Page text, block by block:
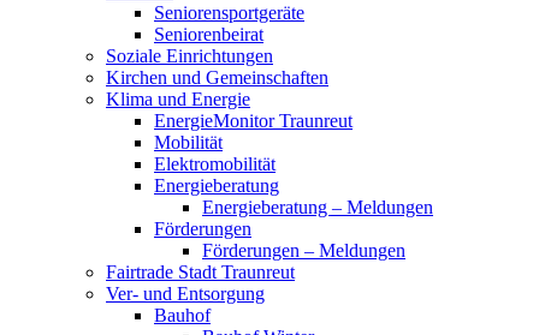
Seniorensportgeräte
Seniorenbeirat
Soziale Einrichtungen
Kirchen und Gemeinschaften
Klima und Energie
EnergieMonitor Traunreut
Mobilität
Elektromobilität
Energieberatung
Energieberatung – Meldungen
Förderungen
Förderungen – Meldungen
Fairtrade Stadt Traunreut
Ver- und Entsorgung
Bauhof